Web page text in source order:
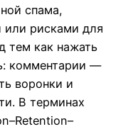
спама,
рисками для
тем как нажать
комментарии —
воронки и
В терминах